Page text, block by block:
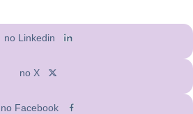
no Linkedin
no X
no Facebook